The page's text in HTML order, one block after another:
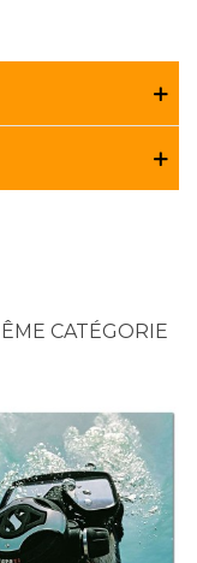
CATÉGORIE